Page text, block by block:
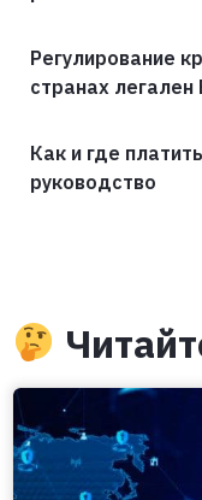
Регулирование
странах легален
Как и где
руководство